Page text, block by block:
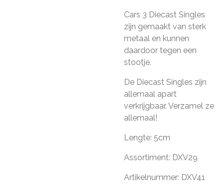
Cars 3 Diecast Singles
zijn gemaakt van sterk
metaal en kunnen
daardoor tegen een
stootje.
De Diecast Singles zijn
allemaal apart
verkrijgbaar. Verzamel ze
allemaal!
Lengte: 5cm
Assortiment: DXV29
Artikelnummer: DXV41